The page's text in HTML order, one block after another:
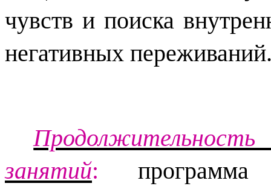
чувств и поиска
негативных
занятий: